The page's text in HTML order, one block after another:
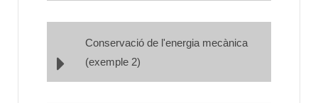
Conservació de l'energia mecànica
(exemple 2)